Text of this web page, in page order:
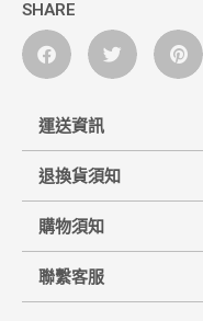
SHARE
運送資訊
退換貨須知
購物須知
聯繫客服